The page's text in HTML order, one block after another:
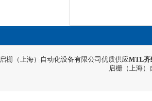
启栅（上海）自动化设备有限公司优质供应MTL齐
启栅（上海